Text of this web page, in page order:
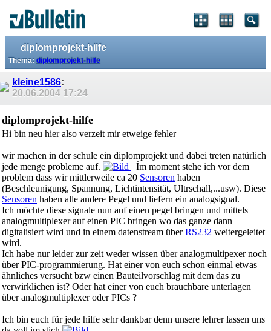
diplomprojekt-hilfe
Thema: diplomprojekt-hilfe
kleine1586:
20.06.2004 17:24
diplomprojekt-hilfe
Hi bin neu hier also verzeit mir etweige fehler
wir machen in der schule ein diplomprojekt und dabei treten natürlich
jede menge probleme auf.
Ím moment stehe ich vor dem
problem dass wir mittlerweile ca 20 Sensoren haben
(Beschleunigung, Spannung, Lichtintensität, Ultrschall,...usw). Diese
Sensoren haben alle andere Pegel und liefern ein analogsignal.
Ich möchte diese signale nun auf einen pegel bringen und mittels
analogmultiplexer auf einen PIC bringen wo das ganze dann
digitalisiert wird und in einem datenstream überRS232 weitergeleitet
wird.
Ich habe nur leider zur zeit weder wissen über analogmultipexer noch
über PIC-programmierung. Hat einer von euch schon einmal etwas
ähnliches versucht bzw einen Bauteilvorschlag mit dem das zu
verwirklichen ist? Oder hat einer von euch brauchbare unterlagen
über analogmultiplexer oder PICs ?
Ich bin euch für jede hilfe sehr dankbar denn unsere lehrer lassen uns